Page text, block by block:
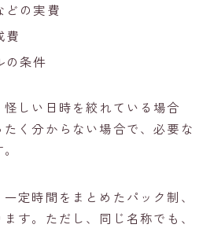
どの実費
費
の条件
しい日時を絞れている場合
く分からない場合で、必要な
定時間をまとめたパック制、
す。ただし、同じ名称でも、